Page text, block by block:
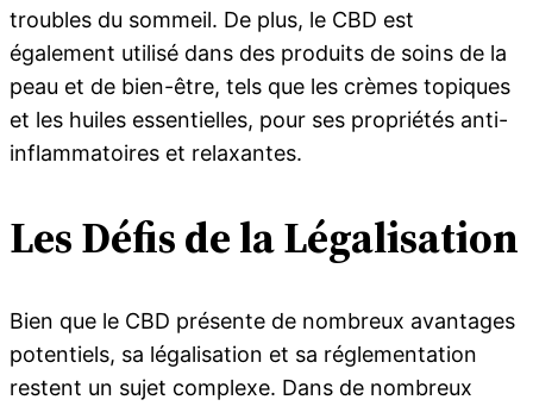
troubles du sommeil. De plus, le CBD est
également utilisé dans des produits de soins de la
peau et de bien-être, tels que les crèmes topiques
et les huiles essentielles, pour ses propriétés anti-
inflammatoires et relaxantes.
Les Défis de la Légalisation
Bien que le CBD présente de nombreux avantages
potentiels, sa légalisation et sa réglementation
restent un sujet complexe. Dans de nombreux